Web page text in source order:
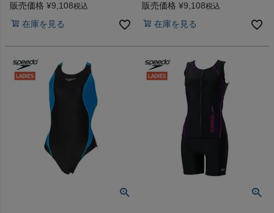
販売価格 ¥9,108税込
在庫を見る
販売価格 ¥9,108税込
在庫を見る